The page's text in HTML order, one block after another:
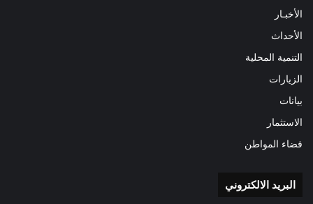
الأخبـار
الأحداث
التنمية المحلية
الزيارات
بيانات
الاستثمار
فضاء المواطن
البريد الالكتروني